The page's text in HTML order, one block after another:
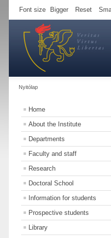
Font size Bigger Reset
Nyitólap
Home
About the Institute
Departments
Faculty and staff
Research
Doctoral School
Information for students
Prospective students
Library